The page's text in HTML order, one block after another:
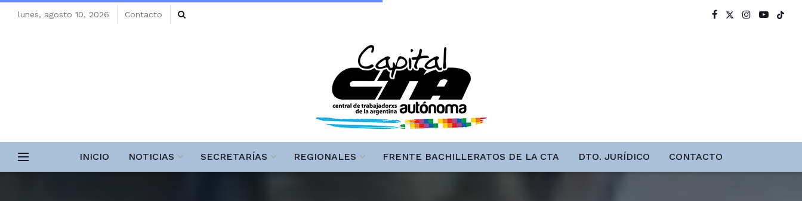
lunes, agosto 10, 2026 Contacto
INICIO NOTICIAS SECRETARÍAS REGIONALES FRENTE BACHILLERATOS DE LA CTA DTO. JURÍDICO CONTACTO